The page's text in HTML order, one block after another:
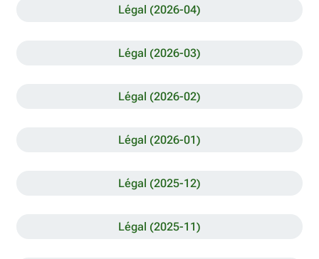
Légal (2026-04)
Légal (2026-03)
Légal (2026-02)
Légal (2026-01)
Légal (2025-12)
Légal (2025-11)